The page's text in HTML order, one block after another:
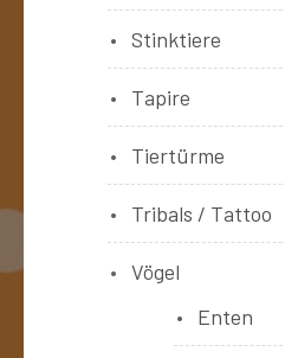
Stinktiere
Tapire
Tiertürme
Tribals / Tattoo
Vögel
Enten